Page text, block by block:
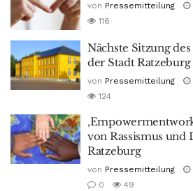
von Pressemitteilung
116
Nächste Sitzung
der Stadt Ratzeburg
von Pressemitteilung
124
von Rassismus
Ratzeburg
von Pressemitteilung
0
49